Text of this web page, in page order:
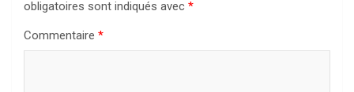
obligatoires sont indiqués avec *
Commentaire *